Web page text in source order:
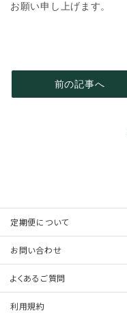
お願い申し上げます。
前の記事へ
定期便について
お問い合わせ
よくあるご質問
利用規約